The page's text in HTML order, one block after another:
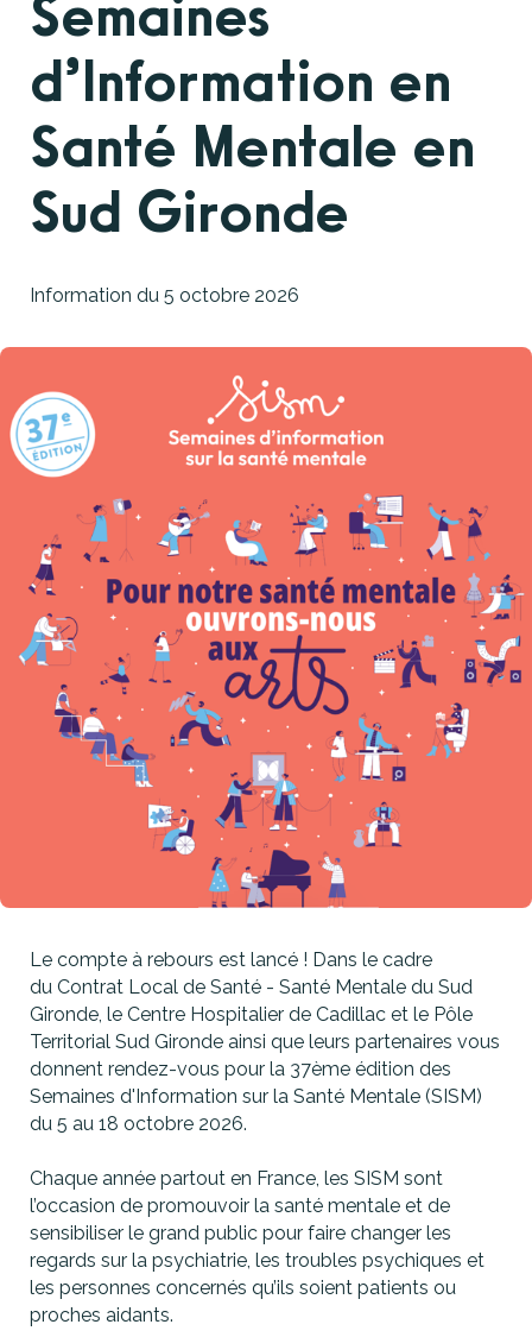
Semaines
d’Information en
Santé Mentale en
Sud Gironde
Information du 5 octobre 2026
Le compte à rebours est lancé ! Dans le cadre
du Contrat Local de Santé - Santé Mentale du Sud
Gironde, le Centre Hospitalier de Cadillac et le Pôle
Territorial Sud Gironde ainsi que leurs partenaires vous
donnent rendez-vous pour la 37ème édition des
Semaines d'Information sur la Santé Mentale (SISM)
du 5 au 18 octobre 2026.
Chaque année partout en France, les SISM sont
l’occasion de promouvoir la santé mentale et de
sensibiliser le grand public pour faire changer les
regards sur la psychiatrie, les troubles psychiques et
les personnes concernés qu’ils soient patients ou
proches aidants.